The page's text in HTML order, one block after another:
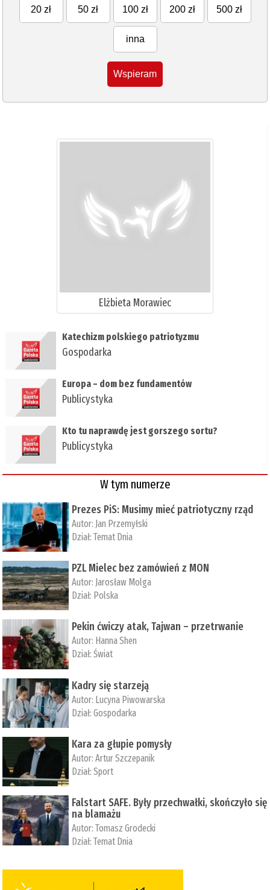
20 zł 50 zł 100 zł 200 zł 500 zł
inna
Wspieram
Elżbieta Morawiec
​Katechizm polskiego patriotyzmu
Gospodarka
Europa – dom bez fundamentów
Publicystyka
Kto tu naprawdę jest gorszego sortu?
Publicystyka
W tym numerze
Prezes PiS: Musimy mieć patriotyczny rząd
Autor: Jan Przemyłski
Dział:Temat Dnia
PZL Mielec bez zamówień z MON
Autor: Jarosław Molga
Dział: Polska
Pekin ćwiczy atak, Tajwan – przetrwanie
Autor: ­Hanna Shen
Dział:Świat
Kadry się starzeją
Autor: Lucyna Piwowarska
Dział:Gospodarka
Kara za głupie pomysły
Autor:Artur Szczepanik
Dział:Sport
Falstart SAFE. Były przechwałki, skończyło się
na blamażu
Autor:Tomasz Grodecki
Dział:Temat Dnia